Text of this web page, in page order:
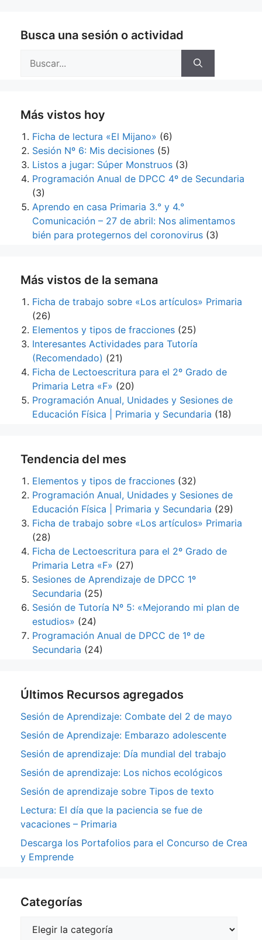
Busca una sesión o actividad
Más vistos hoy
Ficha de lectura «El Mijano» (6)
Sesión Nº 6: Mis decisiones (5)
Listos a jugar: Súper Monstruos (3)
Programación Anual de DPCC 4º de Secundaria
(3)
Aprendo en casa Primaria 3.° y 4.°
Comunicación – 27 de abril: Nos alimentamos
bién para protegernos del coronovirus (3)
Más vistos de la semana
Ficha de trabajo sobre «Los artículos» Primaria
(26)
Elementos y tipos de fracciones (25)
Interesantes Actividades para Tutoría
(Recomendado) (21)
Ficha de Lectoescritura para el 2º Grado de
Primaria Letra «F» (20)
Programación Anual, Unidades y Sesiones de
Educación Física | Primaria y Secundaria (18)
Tendencia del mes
Elementos y tipos de fracciones (32)
Programación Anual, Unidades y Sesiones de
Educación Física | Primaria y Secundaria (29)
Ficha de trabajo sobre «Los artículos» Primaria
(28)
Ficha de Lectoescritura para el 2º Grado de
Primaria Letra «F» (27)
Sesiones de Aprendizaje de DPCC 1º
Secundaria (25)
Sesión de Tutoría Nº 5: «Mejorando mi plan de
estudios» (24)
Programación Anual de DPCC de 1º de
Secundaria (24)
Últimos Recursos agregados
Sesión de Aprendizaje: Combate del 2 de mayo
Sesión de Aprendizaje: Embarazo adolescente
Sesión de aprendizaje: Día mundial del trabajo
Sesión de aprendizaje: Los nichos ecológicos
Sesión de aprendizaje sobre Tipos de texto
Lectura: El día que la paciencia se fue de
vacaciones – Primaria
Descarga los Portafolios para el Concurso de Crea
y Emprende
Categorías
Categorías